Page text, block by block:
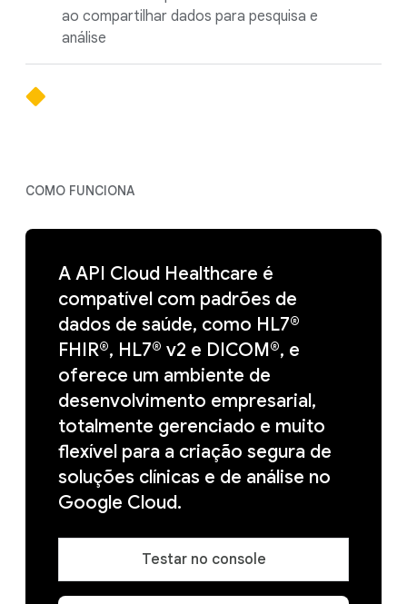
ao compartilhar dados para pesquisa e
análise
COMO FUNCIONA
A API Cloud Healthcare é
compatível com padrões de
dados de saúde, como HL7®
FHIR®, HL7® v2 e DICOM®, e
oferece um ambiente de
desenvolvimento empresarial,
totalmente gerenciado e muito
flexível para a criação segura de
soluções clínicas e de análise no
Google Cloud.
Testar no console